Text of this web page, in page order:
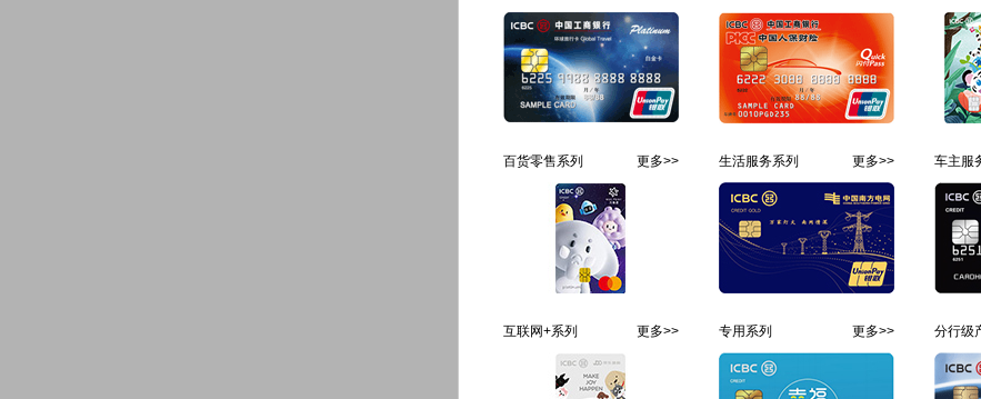
更多>>
百货零售系列 更多>>
生活服务系列 车主服
更多>>
互联网+系列 更多>>
专用系列 分行级